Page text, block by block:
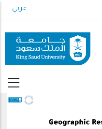
to
content
عربي